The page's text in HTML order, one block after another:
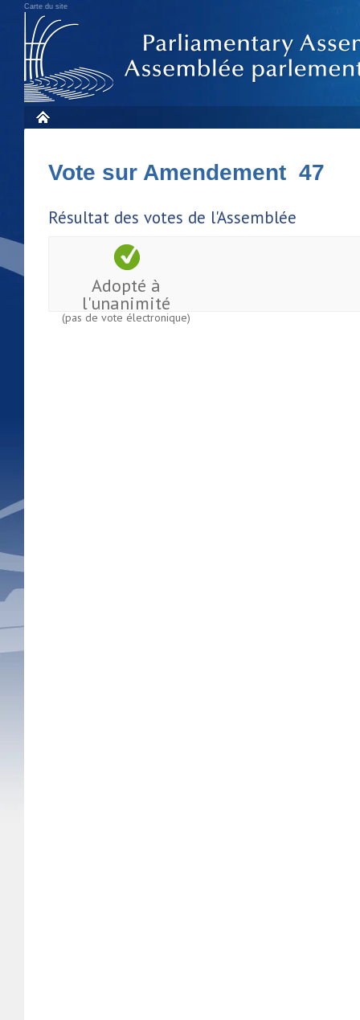
Carte du site
Vote sur Amendement 47
Résultat des votes de l'Assemblée
Adopté à
l'unanimité
(pas de vote électronique)